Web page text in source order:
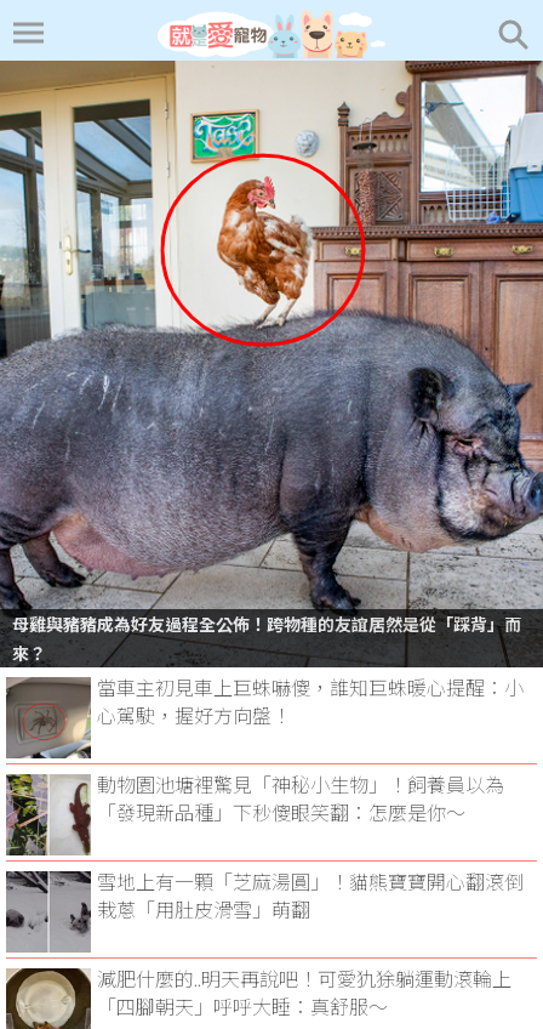
母雞與豬豬成為好友過程全公佈！跨物種的友誼居然是從「踩背」而
來？
當車主初見車上巨蛛嚇傻，誰知巨蛛暖心提醒：小
心駕駛，握好方向盤！
動物園池塘裡驚見「神秘小生物」！飼養員以為
「發現新品種」下秒傻眼笑翻：怎麼是你～
雪地上有一顆「芝麻湯圓」！貓熊寶寶開心翻滾倒
栽蔥「用肚皮滑雪」萌翻
減肥什麼的..明天再說吧！可愛犰狳躺運動滾輪上
「四腳朝天」呼呼大睡：真舒服～